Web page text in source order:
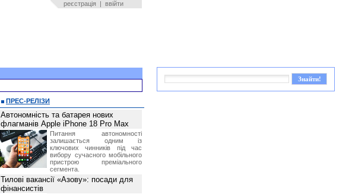
реєстрація | ввійти
ПРЕС-РЕЛІЗИ
Автономність та батарея нових
флагманів Apple iPhone 18 Pro Max
Питання автономності
залишається одним із
ключових чинників під час
вибору сучасного мобільного
пристрою преміального
сегмента.
Тилові вакансії «Азову»: посади для
фінансистів